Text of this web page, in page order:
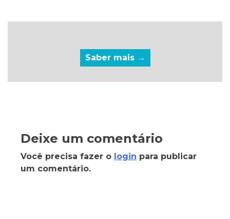
Saber mais →
Deixe um comentário
Você precisa fazer o login para publicar
um comentário.